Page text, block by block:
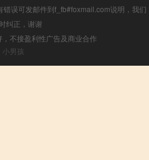
误可发邮件到f_fb#foxmail.com说明，我们
纠正，谢谢
不接盈利性广告及商业合作
小男孩